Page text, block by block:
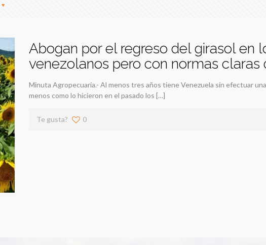
Abogan por el regreso del girasol en
venezolanos pero con normas
Minuta Agropecuaria.- Al menos tres años tiene Venezuela sin efectuar
menos como lo hicieron en el pasado los […]
Te gusta? 0